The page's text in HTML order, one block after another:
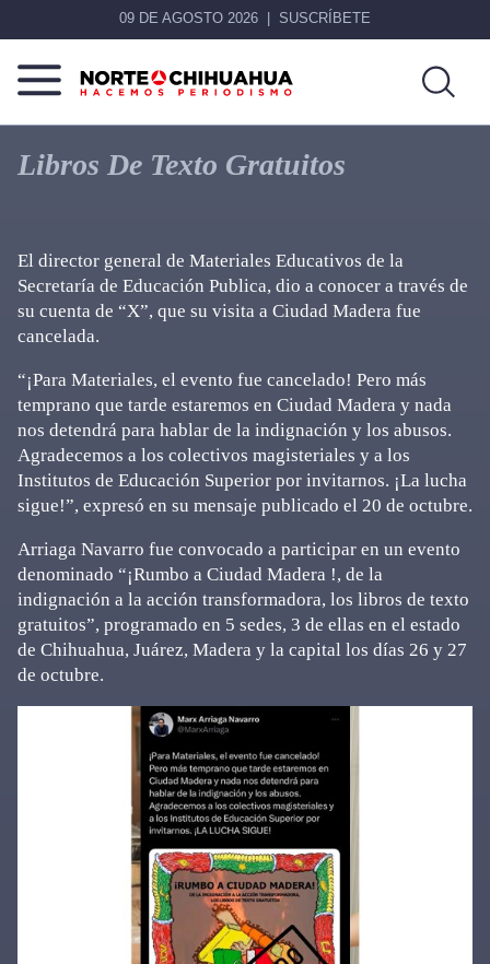
09 DE AGOSTO 2026 SUSCRÍBETE
Norte
Chihuahua
Más
que
noticias,
Libros De Texto Gratuitos
El director general de Materiales Educativos de la
Secretaría de Educación Publica, dio a conocer a través de
su cuenta de “X”, que su visita a Ciudad Madera fue
cancelada.
“¡Para Materiales, el evento fue cancelado! Pero más
temprano que tarde estaremos en Ciudad Madera y nada
nos detendrá para hablar de la indignación y los abusos.
Agradecemos a los colectivos magisteriales y a los
Institutos de Educación Superior por invitarnos. ¡La lucha
sigue!”, expresó en su mensaje publicado el 20 de octubre.
Arriaga Navarro fue convocado a participar en un evento
denominado “¡Rumbo a Ciudad Madera !, de la
indignación a la acción transformadora, los libros de texto
gratuitos”, programado en 5 sedes, 3 de ellas en el estado
de Chihuahua, Juárez, Madera y la capital los días 26 y 27
de octubre.